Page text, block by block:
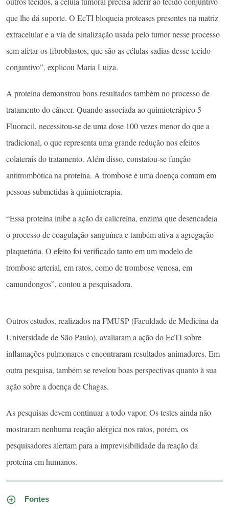
que lhe dá suporte. O EcTI bloqueia proteases presentes na matriz
extracelular e a via de sinalização usada pelo tumor nesse processo
sem afetar os fibroblastos, que são as células sadias desse tecido
conjuntivo”, explicou Maria Luiza.
A proteína demonstrou bons resultados também no processo de
tratamento do câncer. Quando associada ao quimioterápico 5-
Fluoracil, necessitou-se de uma dose 100 vezes menor do que a
tradicional, o que representa uma grande redução nos efeitos
colaterais do tratamento. Além disso, constatou-se função
antitrombótica na proteína. A trombose é uma doença comum em
pessoas submetidas à quimioterapia.
“Essa proteína inibe a ação da calicreína, enzima que desencadeia
o processo de coagulação sanguínea e também ativa a agregação
plaquetária. O efeito foi verificado tanto em um modelo de
trombose arterial, em ratos, como de trombose venosa, em
camundongos”, contou a pesquisadora.
Outros estudos, realizados na FMUSP (Faculdade de Medicina da
Universidade de São Paulo), avaliaram a ação do EcTI sobre
inflamações pulmonares e encontraram resultados animadores. Em
outra pesquisa, também se revelou boas perspectivas quanto à sua
ação sobre a doença de Chagas.
As pesquisas devem continuar a todo vapor. Os testes ainda não
mostraram nenhuma reação alérgica nos ratos, porém, os
pesquisadores alertam para a imprevisibilidade da reação da
proteína em humanos.
Fontes